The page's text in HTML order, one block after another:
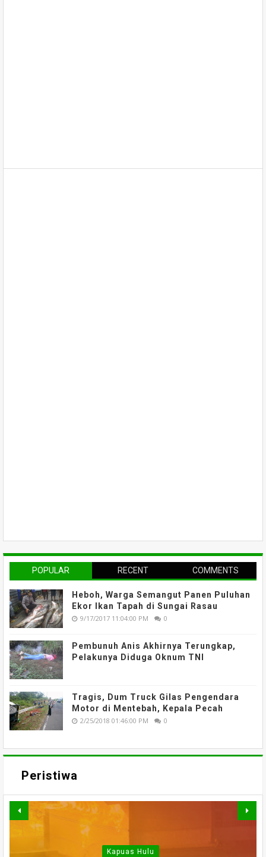
POPULAR RECENT COMMENTS
Heboh, Warga Semangut Panen Puluhan
Ekor Ikan Tapah di Sungai Rasau
9/17/2017 11:04:00 PM 0
Pembunuh Anis Akhirnya Terungkap,
Pelakunya Diduga Oknum TNI
Tragis, Dum Truck Gilas Pengendara
Motor di Mentebah, Kepala Pecah
2/25/2018 01:46:00 PM 0
Peristiwa
Kapuas Hulu